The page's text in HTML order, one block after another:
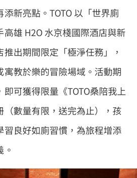
新亮點。TOTO 以「世界廁
雄 H2O 水京棧國際酒店與新
出期間限定「極淨任務」，
教於樂的冒險場域。活動期
可獲得限量《TOTO桑陪我上
（數量有限，送完為止），孩
習良好如廁習慣，為旅程增添